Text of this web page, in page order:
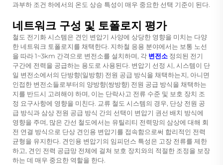
과부하 조건 하에서의 온도 상승 특성이 매우 중요한 선택 기준이 된다.
네트워크 구성 및 토폴로지 평가
철도 전기화 시스템은 견인 변압기 사양에 상당한 영향을 미치는 다양
한 네트워크 토폴로지를 채택한다. 지하철 응용 분야에서는 보통 노선
을 따라 1~3km 간격으로 변전소를 설치하며, 각 변전소 정의된 전기
구간에 전력을 공급하는 용도로 사용된다. 변압기 선정 시, 시스템이 단
일 변전소에서의 단방향(일방향) 전원 공급 방식을 채택하는지, 아니면
인접한 변전소들로부터의 양방향(쌍방향) 전원 공급 방식을 채택하는
지를 반드시 고려해야 하며, 이는 단락사고 전류 수준 및 보호 장치 조
정 요구사항에 영향을 미친다. 교류 철도 시스템의 경우, 단상 전원 공
급 방식과 삼상 전원 공급 방식 간의 선택이 변압기 권선 배치 방식에
영향을 주며, 많은 간선 철도에서는 유틸리티 전력망의 삼상에 대해 회
전 연결 방식으로 단상 견인용 변압기를 접속함으로써 합리적인 전력
균형을 유지한다. 견인용 변압기의 임피던스 특성은 고장 전류를 제한
하고, 견인 전력 공급망 전체에 걸쳐 보호 장치와의 적절한 조정을 보장
하는 데 매우 중요한 역할을 한다.